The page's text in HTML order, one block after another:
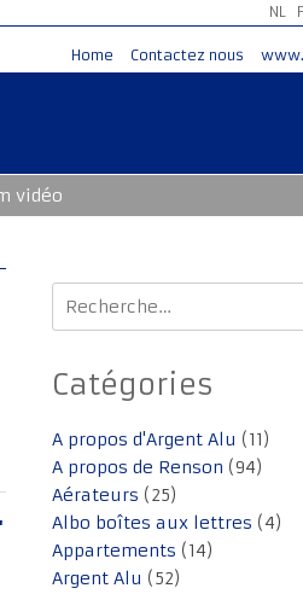
NL
Home Contactez nous
vidéo
Rechercher :
Catégories
A propos d'Argent Alu (11)
A propos de Renson (94)
Aérateurs (25)
Albo boîtes aux lettres (4)
Appartements (14)
Argent Alu (52)